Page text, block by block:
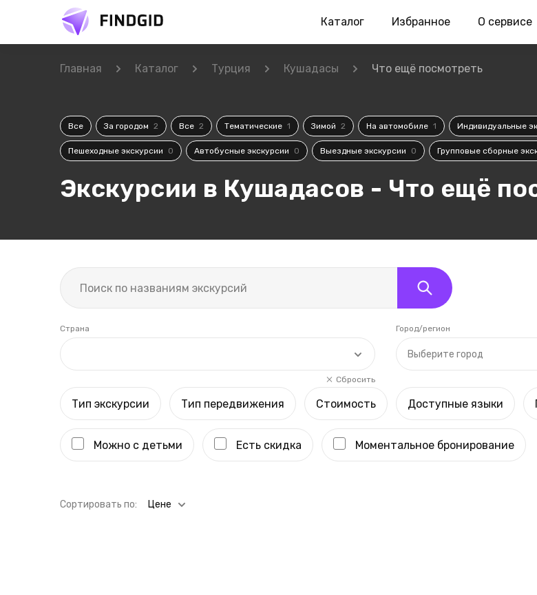
Каталог Избранное О сервисе
Главная Каталог Турция Кушадасы Что ещё посмотреть
Все За городом 2 Все 2 Тематические 1 Зимой 2 На автомобиле 1 Индивидуальные
Пешеходные экскурсии 0 Автобусные экскурсии 0 Выездные экскурсии 0 Групповые сборные
Экскурсии в Кушадасов - Что ещё
Страна
Сбросить
Выберите город
Город/регион
Тип экскурсии Тип передвижения Стоимость Доступные языки
Можно с детьми Есть скидка Моментальное бронирование
Cортировать по: Цене